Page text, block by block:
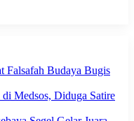
Falsafah Budaya Bugis
Medsos, Diduga Satire